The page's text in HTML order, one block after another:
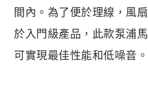
間內。為了便於理線，風
於入門級產品，此款泵浦
可實現最佳性能和低噪音。